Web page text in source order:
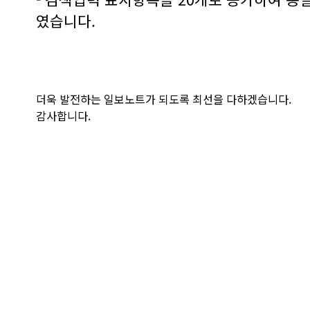
였습니다.
더욱 발전하는 일보노트가 되도록 최선을 다하겠습니다.
감사합니다.